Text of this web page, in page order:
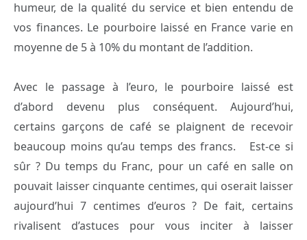
humeur, de la qualité du service et bien entendu de
vos finances. Le pourboire laissé en France varie en
moyenne de 5 à 10% du montant de l’addition.
Avec le passage à l’euro, le pourboire laissé est
d’abord devenu plus conséquent. Aujourd’hui,
certains garçons de café se plaignent de recevoir
beaucoup moins qu’au temps des francs. Est-ce si
sûr ? Du temps du Franc, pour un café en salle on
pouvait laisser cinquante centimes, qui oserait laisser
aujourd’hui 7 centimes d’euros ? De fait, certains
rivalisent d’astuces pour vous inciter à laisser